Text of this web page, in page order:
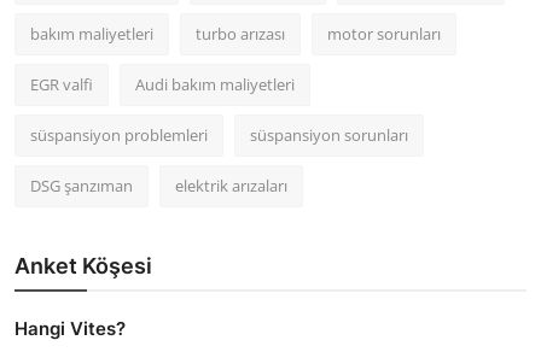
bakım maliyetleri turbo arızası motor sorunları
EGR valfi Audi bakım maliyetleri
süspansiyon problemleri süspansiyon sorunları
DSG şanzıman elektrik arızaları
Anket Köşesi
Hangi Vites?